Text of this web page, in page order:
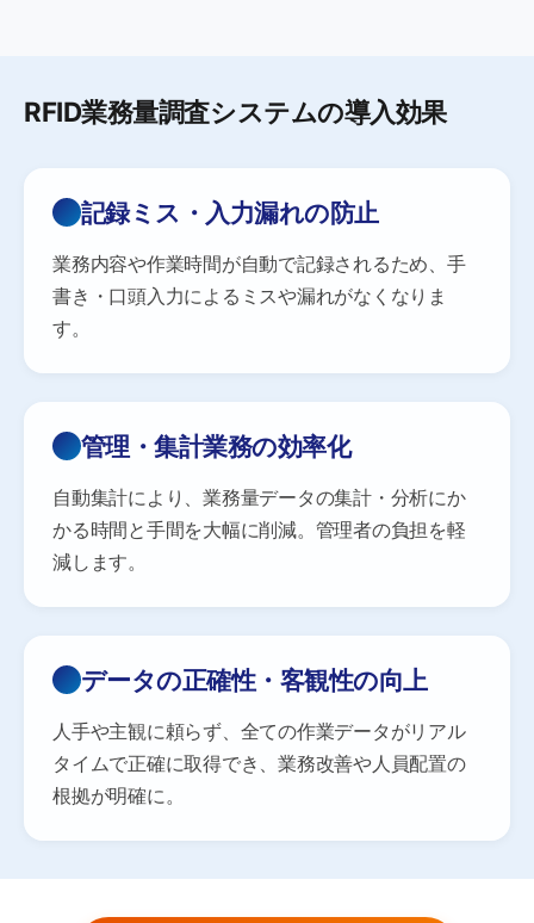
RFID業務量調査システムの導入効果
記録ミス・入力漏れの防止
業務内容や作業時間が自動で記録されるため、手
書き・口頭入力によるミスや漏れがなくなりま
す。
管理・集計業務の効率化
自動集計により、業務量データの集計・分析にか
かる時間と手間を大幅に削減。管理者の負担を軽
減します。
データの正確性・客観性の向上
人手や主観に頼らず、全ての作業データがリアル
タイムで正確に取得でき、業務改善や人員配置の
根拠が明確に。